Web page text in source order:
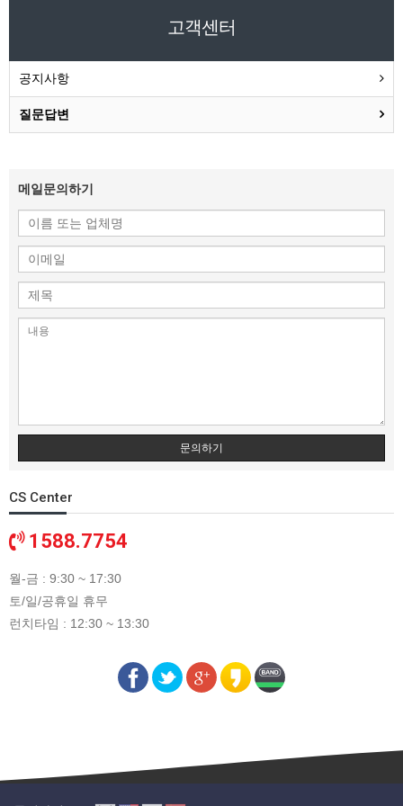
고객센터
공지사항
질문답변
메일문의하기
문의하기
CS Center
1588.7754
월-금 : 9:30 ~ 17:30
토/일/공휴일 휴무
런치타임 : 12:30 ~ 13:30